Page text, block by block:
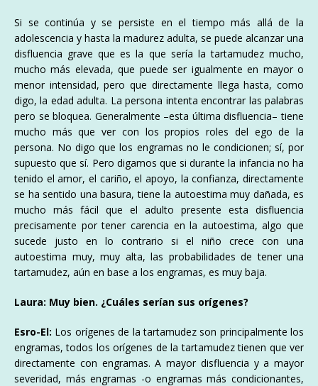
Si se continúa y se persiste en el tiempo más allá de la
adolescencia y hasta la madurez adulta, se puede alcanzar una
disfluencia grave que es la que sería la tartamudez mucho,
mucho más elevada, que puede ser igualmente en mayor o
menor intensidad, pero que directamente llega hasta, como
digo, la edad adulta. La persona intenta encontrar las palabras
pero se bloquea. Generalmente –esta última disfluencia– tiene
mucho más que ver con los propios roles del ego de la
persona. No digo que los engramas no le condicionen; sí, por
supuesto que sí. Pero digamos que si durante la infancia no ha
tenido el amor, el cariño, el apoyo, la confianza, directamente
se ha sentido una basura, tiene la autoestima muy dañada, es
mucho más fácil que el adulto presente esta disfluencia
precisamente por tener carencia en la autoestima, algo que
sucede justo en lo contrario si el niño crece con una
autoestima muy, muy alta, las probabilidades de tener una
tartamudez, aún en base a los engramas, es muy baja.
Laura: Muy bien. ¿Cuáles serían sus orígenes?
Esro-El: Los orígenes de la tartamudez son principalmente los
engramas, todos los orígenes de la tartamudez tienen que ver
directamente con engramas. A mayor disfluencia y a mayor
severidad, más engramas -o engramas más condicionantes,